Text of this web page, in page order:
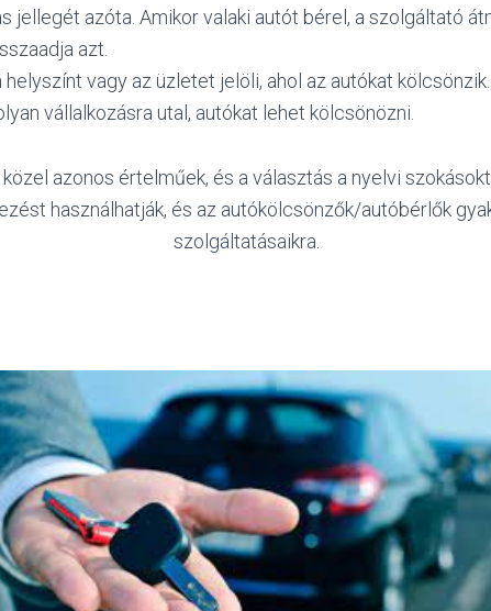
jellegét azóta. Amikor valaki autót bérel, a szolgáltató
azt.
vagy az üzletet jelöli, ahol az autókat
vállalkozásra utal, autókat lehet kölcsönözni.
azonos értelműek, és a választás a nyelvi
használhatják, és az autókölcsönzők/autóbérlők
szolgáltatásaikra.